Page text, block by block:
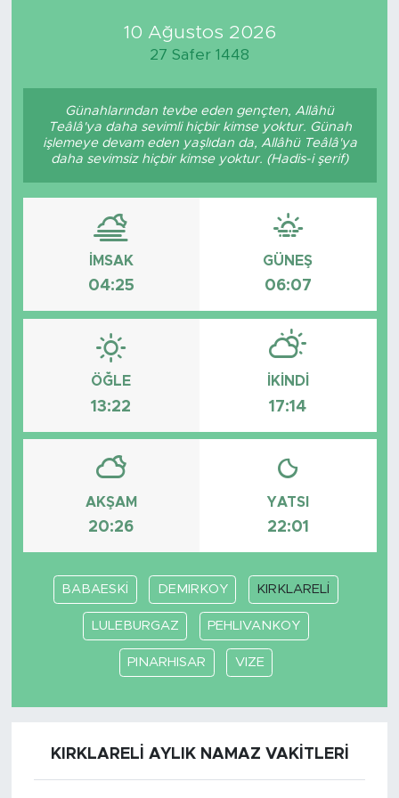
10 Ağustos 2026
27 Safer 1448
Günahlarından tevbe eden gençten, Allâhü
Teâlâ'ya daha sevimli hiçbir kimse yoktur. Günah
işlemeye devam eden yaşlıdan da, Allâhü Teâlâ'ya
daha sevimsiz hiçbir kimse yoktur. (Hadis-i şerif)
İMSAK
04:25
GÜNEŞ
06:07
ÖĞLE
13:22
İKINDI
17:14
AKŞAM
20:26
YATSI
22:01
BABAESKİ DEMIRKOY KIRKLARELİ
LULEBURGAZ PEHLIVANKOY
PINARHISAR VIZE
KIRKLARELİ AYLIK NAMAZ VAKITLERI
Siyaset
Teknoloji
GURBETTEN SILAYA
Foto Galeri
Manşet